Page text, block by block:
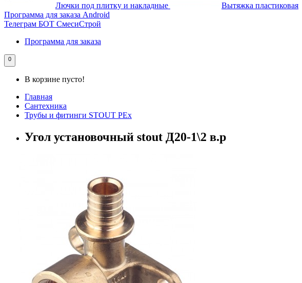
Лючки под плитку и накладные
Вытяжка пластиковая
Программа для заказа Android
Телеграм БОТ СмесиСтрой
Программа для заказа
0
В корзине пусто!
Главная
Сантехника
Трубы и фитинги STOUT PEx
Угол установочный stout Д20-1\2 в.р